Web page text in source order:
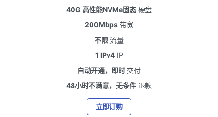
40G 高性能NVMe固态 硬盘
200Mbps 带宽
不限 流量
1 IPv4IP
自动开通，即时 交付
48小时不满意，无条件 退款
立即订购